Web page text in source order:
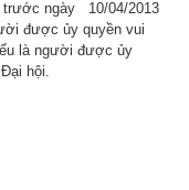
trước ngày 10/04/2013
được ủy quyền vui
là người được ủy
hội.